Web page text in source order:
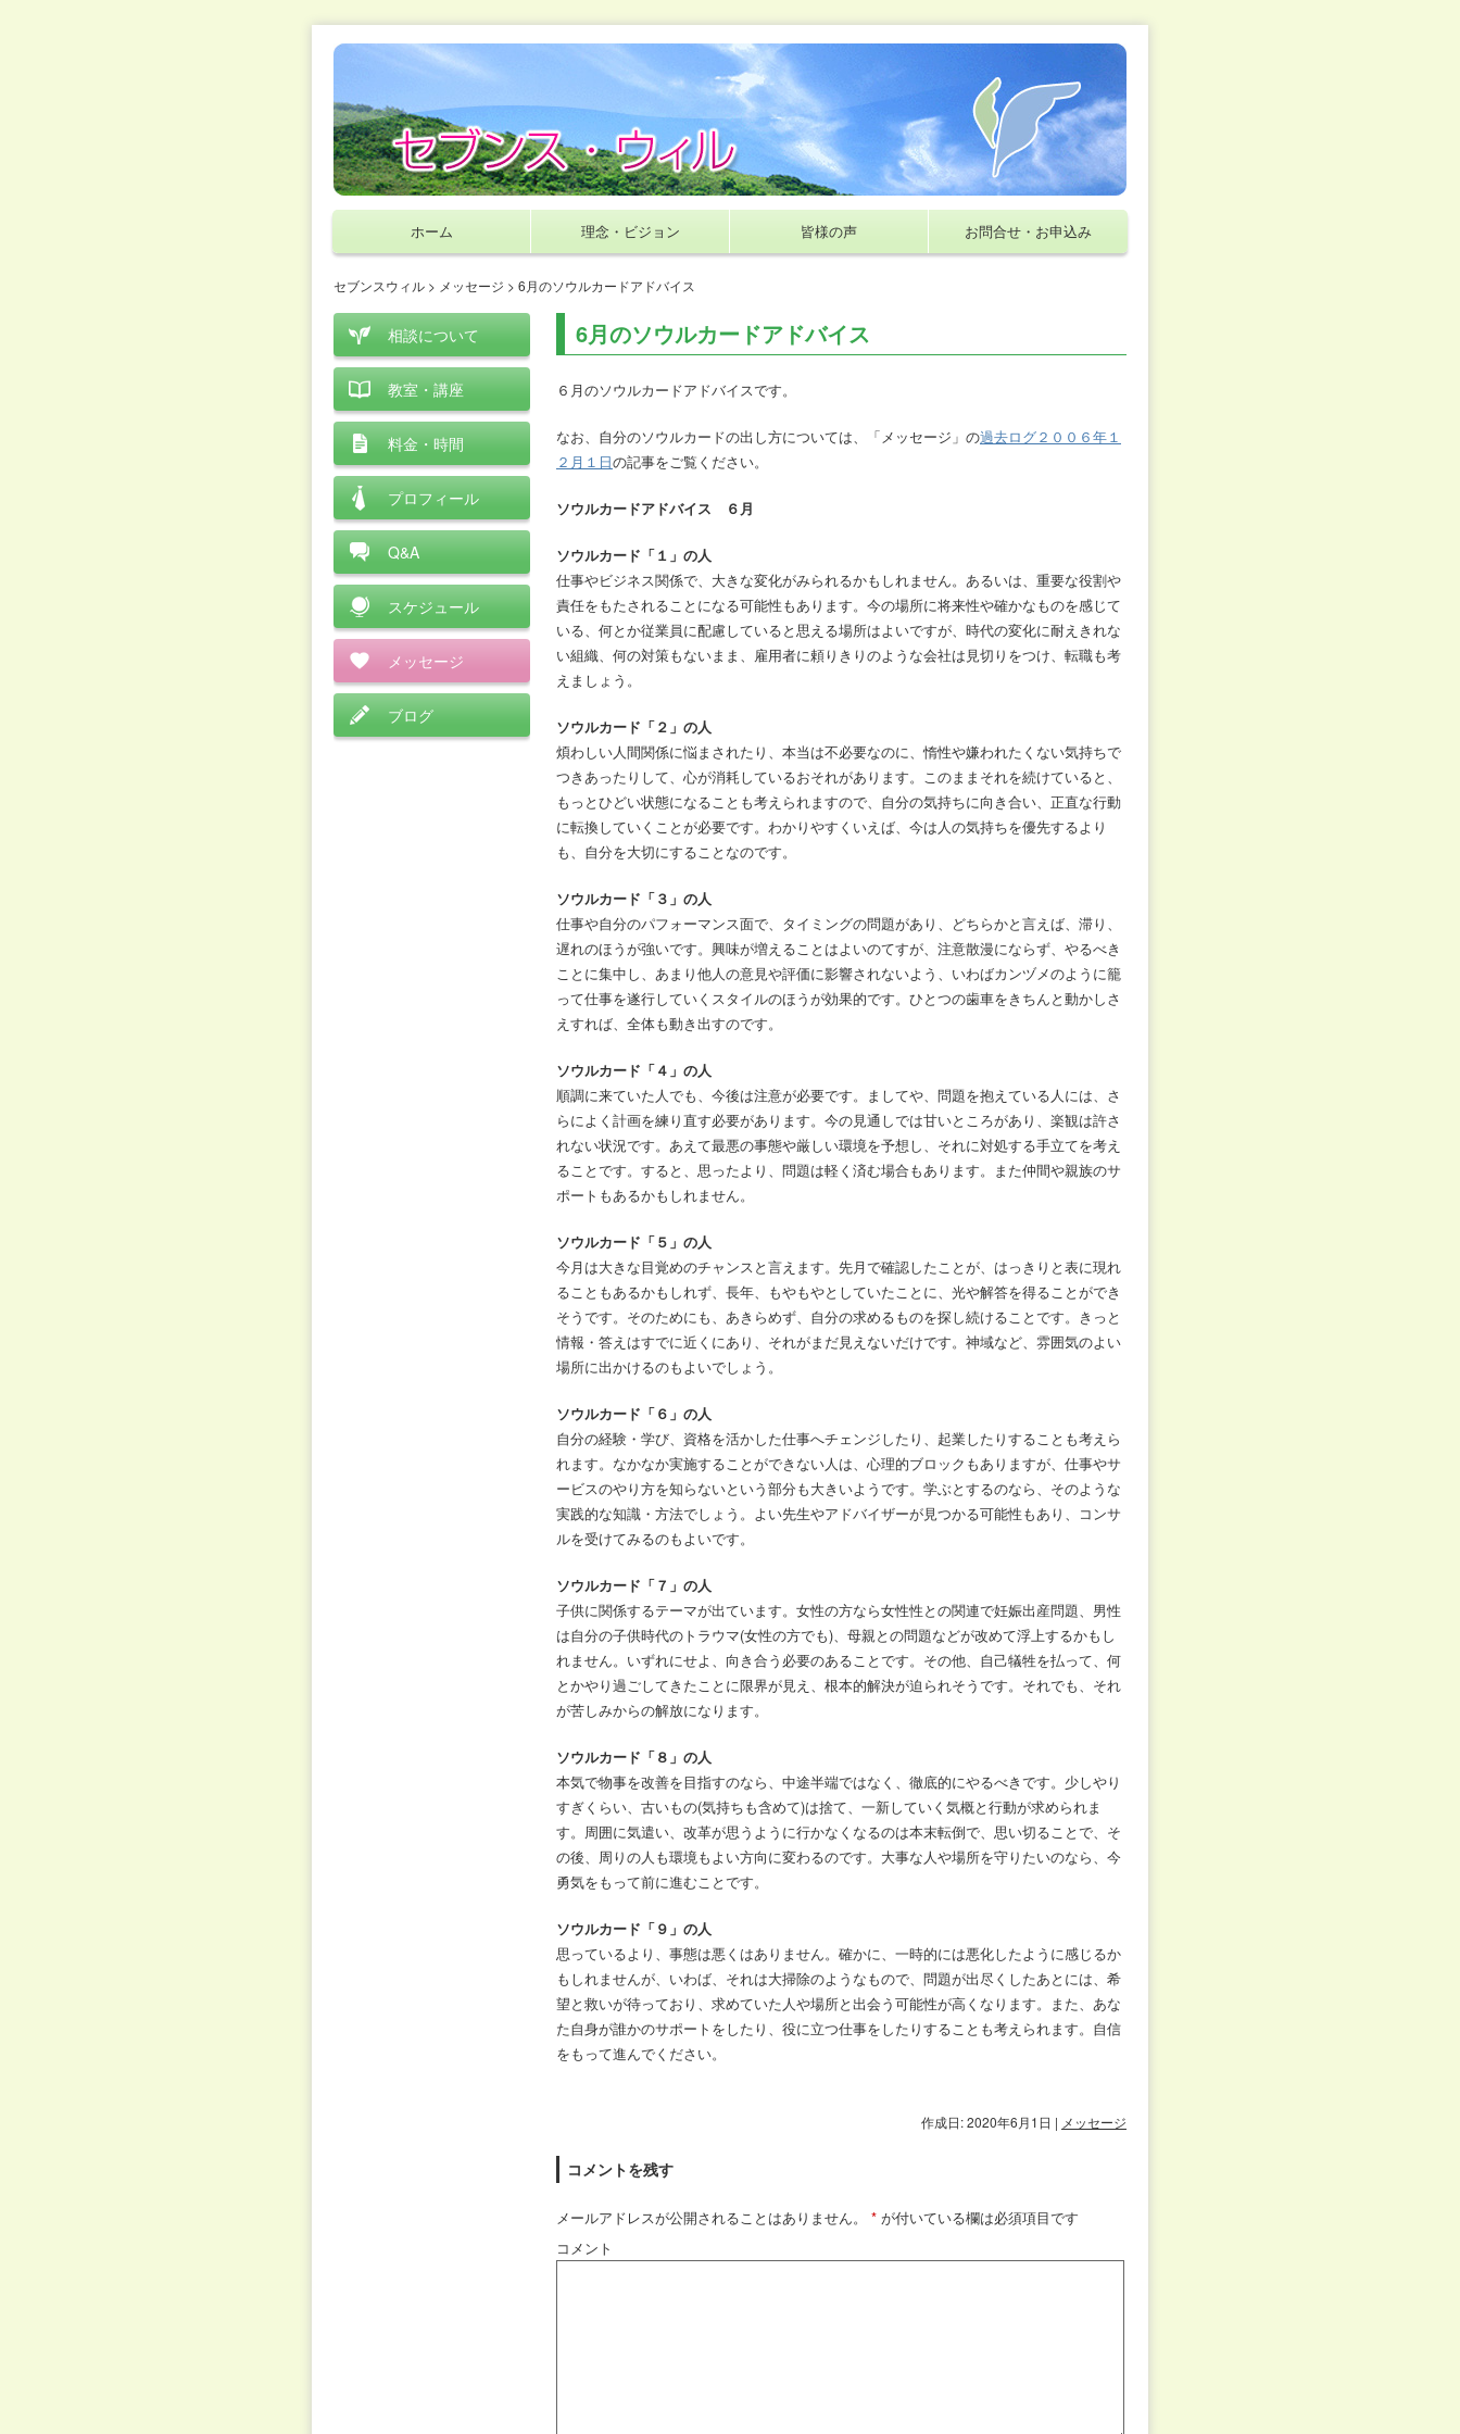
ホーム 理念・ビジョン 皆様の声 お問合せ・お申込み
セブンスウィル > メッセージ > 6月のソウルカードアドバイス
6月のソウルカードアドバイス
６月のソウルカードアドバイスです。
なお、自分のソウルカードの出し方については、「メッセージ」の過去ログ２００６年１
２月１日の記事をご覧ください。
ソウルカードアドバイス ６月
ソウルカード「１」の人
仕事やビジネス関係で、大きな変化がみられるかもしれません。あるいは、重要な役割や
責任をもたされることになる可能性もあります。今の場所に将来性や確かなものを感じて
いる、何とか従業員に配慮していると思える場所はよいですが、時代の変化に耐えきれな
い組織、何の対策もないまま、雇用者に頼りきりのような会社は見切りをつけ、転職も考
えましょう。
ソウルカード「２」の人
煩わしい人間関係に悩まされたり、本当は不必要なのに、惰性や嫌われたくない気持ちで
つきあったりして、心が消耗しているおそれがあります。このままそれを続けていると、
もっとひどい状態になることも考えられますので、自分の気持ちに向き合い、正直な行動
に転換していくことが必要です。わかりやすくいえば、今は人の気持ちを優先するより
も、自分を大切にすることなのです。
ソウルカード「３」の人
仕事や自分のパフォーマンス面で、タイミングの問題があり、どちらかと言えば、滞り、
遅れのほうが強いです。興味が増えることはよいのてすが、注意散漫にならず、やるべき
ことに集中し、あまり他人の意見や評価に影響されないよう、いわばカンヅメのように籠
って仕事を遂行していくスタイルのほうが効果的です。ひとつの歯車をきちんと動かしさ
えすれば、全体も動き出すのです。
ソウルカード「４」の人
順調に来ていた人でも、今後は注意が必要です。ましてや、問題を抱えている人には、さ
らによく計画を練り直す必要があります。今の見通しでは甘いところがあり、楽観は許さ
れない状況です。あえて最悪の事態や厳しい環境を予想し、それに対処する手立てを考え
ることです。すると、思ったより、問題は軽く済む場合もあります。また仲間や親族のサ
ポートもあるかもしれません。
ソウルカード「５」の人
今月は大きな目覚めのチャンスと言えます。先月で確認したことが、はっきりと表に現れ
ることもあるかもしれず、長年、もやもやとしていたことに、光や解答を得ることができ
そうです。そのためにも、あきらめず、自分の求めるものを探し続けることです。きっと
情報・答えはすでに近くにあり、それがまだ見えないだけです。神域など、雰囲気のよい
場所に出かけるのもよいでしょう。
ソウルカード「６」の人
自分の経験・学び、資格を活かした仕事へチェンジしたり、起業したりすることも考えら
れます。なかなか実施することができない人は、心理的ブロックもありますが、仕事やサ
ービスのやり方を知らないという部分も大きいようです。学ぶとするのなら、そのような
実践的な知識・方法でしょう。よい先生やアドバイザーが見つかる可能性もあり、コンサ
ルを受けてみるのもよいです。
ソウルカード「７」の人
子供に関係するテーマが出ています。女性の方なら女性性との関連で妊娠出産問題、男性
は自分の子供時代のトラウマ(女性の方でも)、母親との問題などが改めて浮上するかもし
れません。いずれにせよ、向き合う必要のあることです。その他、自己犠牲を払って、何
とかやり過ごしてきたことに限界が見え、根本的解決が迫られそうです。それでも、それ
が苦しみからの解放になります。
ソウルカード「８」の人
本気で物事を改善を目指すのなら、中途半端ではなく、徹底的にやるべきです。少しやり
すぎくらい、古いもの(気持ちも含めて)は捨て、一新していく気概と行動が求められま
す。周囲に気遣い、改革が思うように行かなくなるのは本末転倒で、思い切ることで、そ
の後、周りの人も環境もよい方向に変わるのです。大事な人や場所を守りたいのなら、今
勇気をもって前に進むことです。
ソウルカード「９」の人
思っているより、事態は悪くはありません。確かに、一時的には悪化したように感じるか
もしれませんが、いわば、それは大掃除のようなもので、問題が出尽くしたあとには、希
望と救いが待っており、求めていた人や場所と出会う可能性が高くなります。また、あな
た自身が誰かのサポートをしたり、役に立つ仕事をしたりすることも考えられます。自信
をもって進んでください。
作成日: 2020年6月1日 | メッセージ
コメントを残す
メールアドレスが公開されることはありません。 * が付いている欄は必須項目です
コメント
相談について
教室・講座
料金・時間
プロフィール
Q&A
スケジュール
メッセージ
ブログ